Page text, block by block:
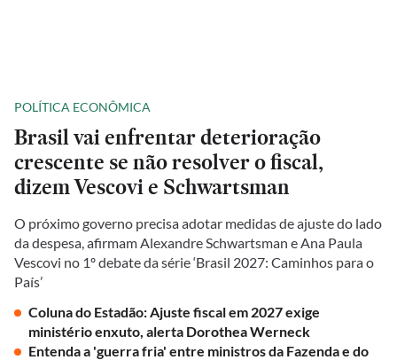
POLÍTICA ECONÔMICA
Brasil vai enfrentar deterioração
crescente se não resolver o fiscal,
dizem Vescovi e Schwartsman
O próximo governo precisa adotar medidas de ajuste do lado
da despesa, afirmam Alexandre Schwartsman e Ana Paula
Vescovi no 1º debate da série ‘Brasil 2027: Caminhos para o
País’
Coluna do Estadão: Ajuste fiscal em 2027 exige
ministério enxuto, alerta Dorothea Werneck
Entenda a 'guerra fria' entre ministros da Fazenda e do